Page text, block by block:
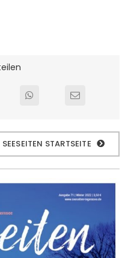
SEESEITEN STARTSEITE